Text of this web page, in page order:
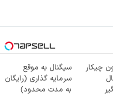
چیکار
سیگنال به موقع
سرمایه گذاری (رایگان
به مدت محدود)